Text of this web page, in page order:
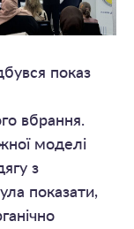
показ
вбрання.
моделі
з
показати,